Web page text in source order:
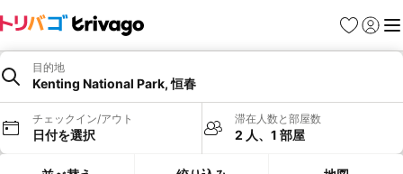
お気に入り
ログイ
メ
目的地
Kenting National Park, 恒春
チェックイン/アウト
日付を選択
滞在人数と部屋数
2 人、1 部屋